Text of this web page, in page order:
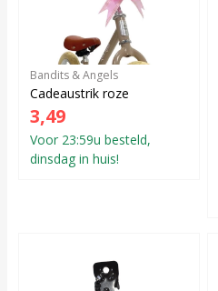
Bandits & Angels
Cadeaustrik roze
3,49
Voor 23:59u besteld,
dinsdag in huis!